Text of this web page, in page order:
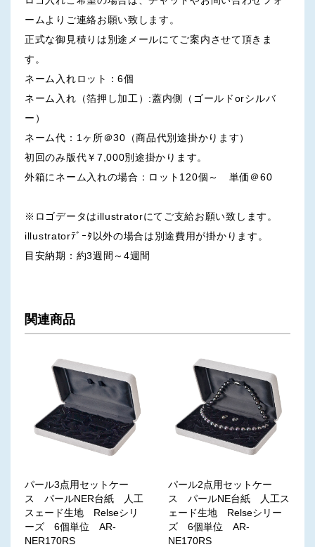
ームよりご連絡お願い致します。
正式な御見積りは別途メールにてご案内させて頂きま
す。
ネーム入れロット：6個
ネーム入れ（箔押し加工）:蓋内側（ゴールドorシルバ
ー）
ネーム代：1ヶ所＠30（商品代別途掛かります）
初回のみ版代￥7,000別途掛かります。
外箱にネーム入れの場合：ロット120個～ 単価＠60
※ロゴデータはillustratorにてご支給お願い致します。
illustratorﾃﾞｰﾀ以外の場合は別途費用が掛かります。
目安納期：約3週間～4週間
関連商品
パール3点用セットケー
ス パールNER台紙 人工
スェード生地 Relseシリ
ーズ 6個単位 AR-
NER170RS
パール2点用セットケー
ス パールNE台紙 人工ス
ェード生地 Relseシリー
ズ 6個単位 AR-
NE170RS